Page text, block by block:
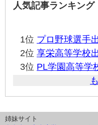
人気記事ランキング
1位 プロ野球選手
2位 享栄高等学校
3位 PL学園高等学
姉妹サイト